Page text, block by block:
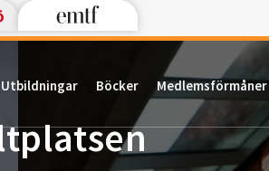
Utbildningar Böcker Medlemsförmåner